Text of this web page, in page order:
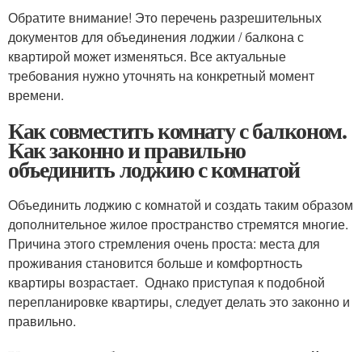
Обратите внимание! Это перечень разрешительных
документов для объединения лоджии / балкона с
квартирой может изменяться. Все актуальные
требования нужно уточнять на конкретный момент
времени.
Как совместить комнату с балконом.
Как законно и правильно
объединить лоджию с комнатой
Объединить лоджию с комнатой и создать таким образом
дополнительное жилое пространство стремятся многие.
Причина этого стремления очень проста: места для
проживания становится больше и комфортность
квартиры возрастает. Однако приступая к подобной
перепланировке квартиры, следует делать это законно и
правильно.